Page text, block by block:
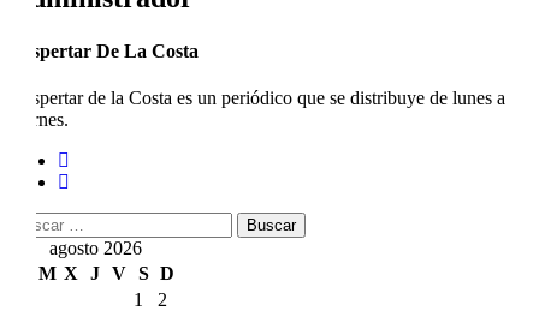
Despertar De La Costa
Despertar de la Costa es un periódico que se distribuye de lunes a
viernes.
Buscar:
agosto 2026
M X J V S D
1
2